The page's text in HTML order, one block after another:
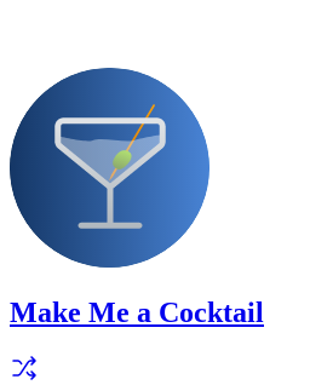
Make Me a Cocktail